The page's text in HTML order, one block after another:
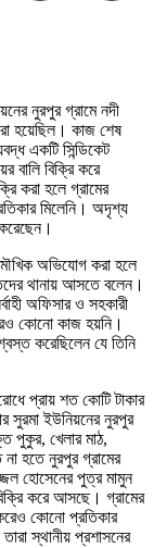
নুরপুর গ্রামে নদী
হয়েছিল। কাজ শেষ
একটি সিন্ডিকেট
বালি বিক্রি করে
করা হলে গ্রামের
মিলেনি। অদৃশ্য
অভিযোগ করা হলে
থানায় আসতে বলেন।
অফিসার ও সহকারী
কোনো কাজ হয়নি।
করেছিলেন যে তিনি
প্রায় শত কোটি টাকার
সুরমা ইউনিয়নের নুরপুর
পুকুর, খেলার মাঠ,
হতে নুরপুর গ্রামের
হোসেনের পুত্র মামুন
করে আসছে। গ্রামের
কোনো প্রতিকার
স্থানীয় প্রশাসনের